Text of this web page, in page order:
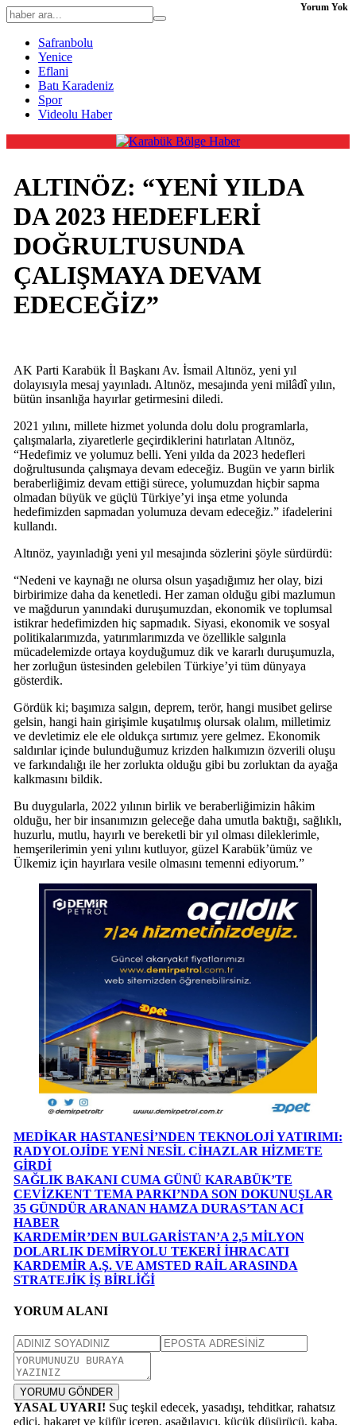
Safranbolu
Yenice
Eflani
Batı Karadeniz
Spor
Videolu Haber
ALTINÖZ: “YENİ YILDA
DA 2023 HEDEFLERİ
DOĞRULTUSUNDA
ÇALIŞMAYA DEVAM
EDECEĞİZ”
AK Parti Karabük İl Başkanı Av. İsmail Altınöz, yeni yıl
dolayısıyla mesaj yayınladı. Altınöz, mesajında yeni milâdî yılın,
bütün insanlığa hayırlar getirmesini diledi.
2021 yılını, millete hizmet yolunda dolu dolu programlarla,
çalışmalarla, ziyaretlerle geçirdiklerini hatırlatan Altınöz,
“Hedefimiz ve yolumuz belli. Yeni yılda da 2023 hedefleri
doğrultusunda çalışmaya devam edeceğiz. Bugün ve yarın birlik
beraberliğimiz devam ettiği sürece, yolumuzdan hiçbir sapma
olmadan büyük ve güçlü Türkiye’yi inşa etme yolunda
hedefimizden sapmadan yolumuza devam edeceğiz.” ifadelerini
kullandı.
Altınöz, yayınladığı yeni yıl mesajında sözlerini şöyle sürdürdü:
“Nedeni ve kaynağı ne olursa olsun yaşadığımız her olay, bizi
birbirimize daha da kenetledi. Her zaman olduğu gibi mazlumun
ve mağdurun yanındaki duruşumuzdan, ekonomik ve toplumsal
istikrar hedefimizden hiç sapmadık. Siyasi, ekonomik ve sosyal
politikalarımızda, yatırımlarımızda ve özellikle salgınla
mücadelemizde ortaya koyduğumuz dik ve kararlı duruşumuzla,
her zorluğun üstesinden gelebilen Türkiye’yi tüm dünyaya
gösterdik.
Gördük ki; başımıza salgın, deprem, terör, hangi musibet gelirse
gelsin, hangi hain girişimle kuşatılmış olursak olalım, milletimiz
ve devletimiz ele ele oldukça sırtımız yere gelmez. Ekonomik
saldırılar içinde bulunduğumuz krizden halkımızın özverili oluşu
ve farkındalığı ile her zorlukta olduğu gibi bu zorluktan da ayağa
kalkmasını bildik.
Bu duygularla, 2022 yılının birlik ve beraberliğimizin hâkim
olduğu, her bir insanımızın geleceğe daha umutla baktığı, sağlıklı,
huzurlu, mutlu, hayırlı ve bereketli bir yıl olması dileklerimle,
hemşerilerimin yeni yılını kutluyor, güzel Karabük’ümüz ve
Ülkemiz için hayırlara vesile olmasını temenni ediyorum.”
MEDİKAR HASTANESİ’NDEN TEKNOLOJİ YATIRIMI:
RADYOLOJİDE YENİ NESİL CİHAZLAR HİZMETE
GİRDİ
SAĞLIK BAKANI CUMA GÜNÜ KARABÜK’TE
CEVİZKENT TEMA PARKI’NDA SON DOKUNUŞLAR
35 GÜNDÜR ARANAN HAMZA DURAS’TAN ACI
HABER
KARDEMİR’DEN BULGARİSTAN’A 2,5 MİLYON
DOLARLIK DEMİRYOLU TEKERİ İHRACATI
KARDEMİR A.Ş. VE AMSTED RAİL ARASINDA
STRATEJİK İŞ BİRLİĞİ
YORUM ALANI
Yorum Yok
YORUMU GÖNDER
YASAL UYARI! Suç teşkil edecek, yasadışı, tehditkar, rahatsız
edici, hakaret ve küfür içeren, aşağılayıcı, küçük düşürücü, kaba,